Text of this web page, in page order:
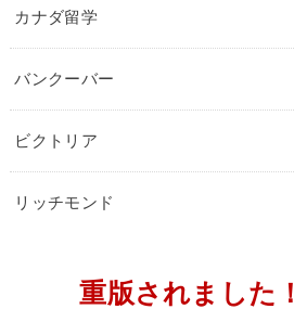
カナダ留学
バンクーバー
ビクトリア
リッチモンド
重版されました！